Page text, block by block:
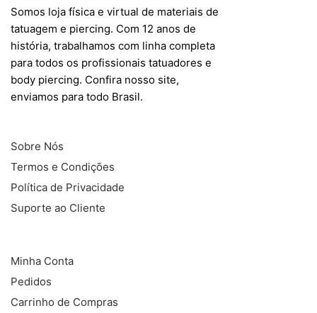
Somos loja física e virtual de materiais de
tatuagem e piercing. Com 12 anos de
história, trabalhamos com linha completa
para todos os profissionais tatuadores e
body piercing. Confira nosso site,
enviamos para todo Brasil.
Sobre Nós
Termos e Condições
Política de Privacidade
Suporte ao Cliente
Minha Conta
Pedidos
Carrinho de Compras